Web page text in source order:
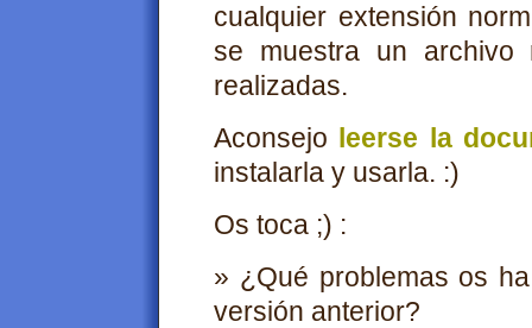
cualquier extensión
se muestra un archivo
realizadas.
Aconsejo leerse la
instalarla y usarla. :)
Os toca ;) :
» ¿Qué problemas os
versión anterior?